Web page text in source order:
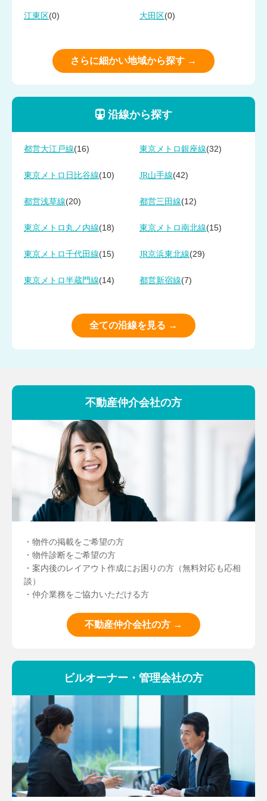
江東区 (0) 大田区 (0)
さらに細かい地域から探す →
沿線から探す
都営大江戸線(16) 東京メトロ銀座線(32)
東京メトロ日比谷線(10) JR山手線(42)
都営浅草線(20) 都営三田線(12)
東京メトロ丸ノ内線(18) 東京メトロ南北線(15)
東京メトロ千代田線(15) JR京浜東北線(29)
東京メトロ半蔵門線(14) 都営新宿線(7)
全ての沿線を見る →
不動産仲介会社の方
・物件の掲載をご希望の方
・物件診断をご希望の方
・案内後のレイアウト作成にお困りの方（無料対応も応相
談）
・仲介業務をご協力いただける方
不動産仲介会社の方 →
ビルオーナー・管理会社の方